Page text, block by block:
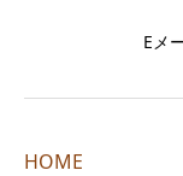
Eメ
HOME